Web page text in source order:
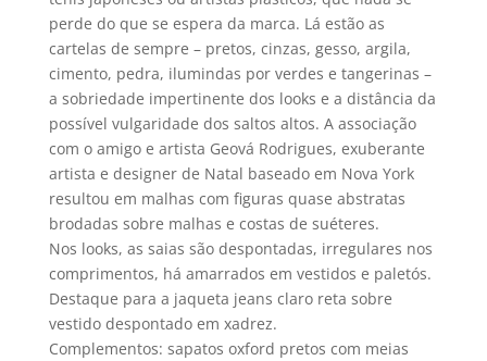
perde do que se espera da marca. Lá estão as
cartelas de sempre – pretos, cinzas, gesso, argila,
cimento, pedra, ilumindas por verdes e tangerinas –
a sobriedade impertinente dos looks e a distância da
possí­vel vulgaridade dos saltos altos. A associação
com o amigo e artista Geová Rodrigues, exuberante
artista e designer de Natal baseado em Nova York
resultou em malhas com figuras quase abstratas
brodadas sobre malhas e costas de suéteres.
Nos looks, as saias são despontadas, irregulares nos
comprimentos, há amarrados em vestidos e paletós.
Destaque para a jaqueta jeans claro reta sobre
vestido despontado em xadrez.
Complementos: sapatos oxford pretos com meias